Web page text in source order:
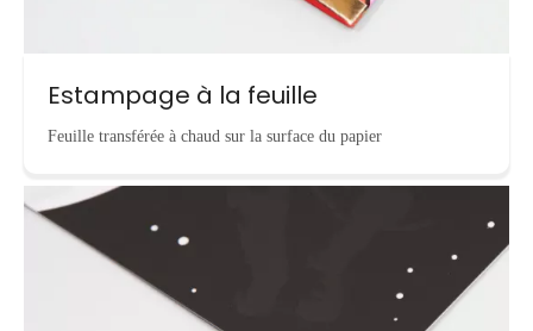
Estampage à la feuille
Feuille transférée à chaud sur la surface du papier